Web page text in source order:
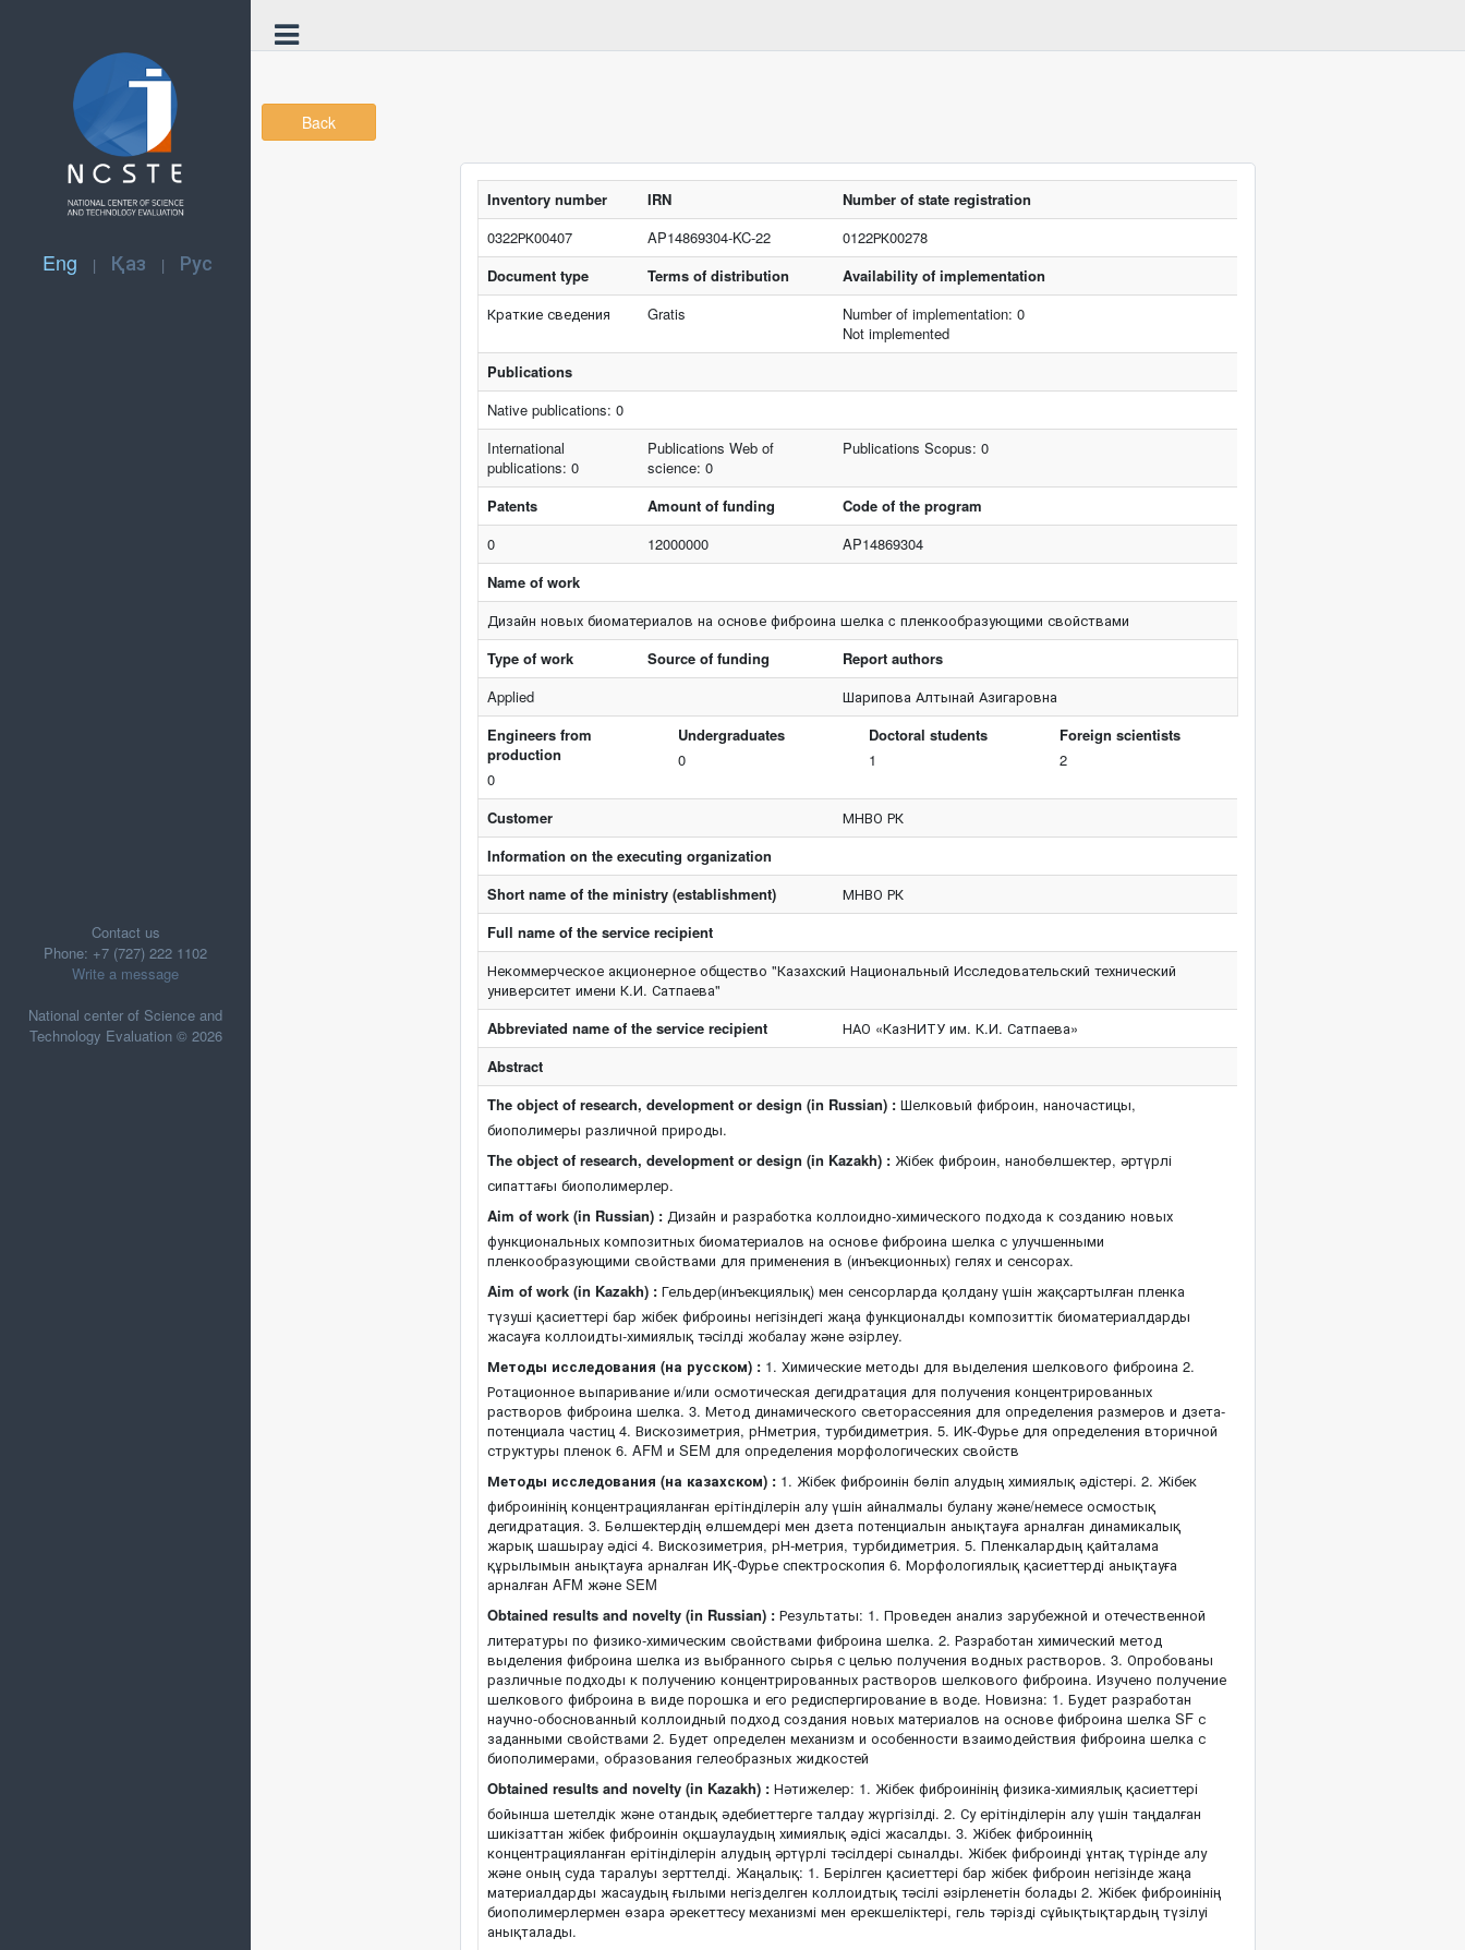
Eng | Қаз | Рус
Contact us
Phone: +7 (727) 222 1102
Write a message
National center of Science and
Technology Evaluation © 2026
Back
Inventory number IRN
Number of state registration
0322РК00407
AP14869304-KC-22
0122РК00278
Document type
Terms of distribution
Availability of implementation
Краткие сведения
Gratis
Number of implementation: 0
Not implemented
Publications
Native publications: 0
International
publications: 0
Publications Web of
science: 0
Publications Scopus: 0
Patents Amount of funding
Code of the program
0
12000000
AP14869304
Name of work
Дизайн новых биоматериалов на основе фиброина шелка c пленкообразующими свойствами
Type of work
Source of funding
Report authors
Applied
Шарипова Алтынай Азигаровна
Engineers from
production
0
Undergraduates
0
Doctoral students
1
Foreign scientists
2
Customer
МНВО РК
Information on the executing organization
Short name of the ministry (establishment)
МНВО РК
Full name of the service recipient
Некоммерческое акционерное общество "Казахский Национальный Исследовательский технический
университет имени К.И. Сатпаева"
Abbreviated name of the service recipient
НАО «КазНИТУ им. К.И. Сатпаева»
Abstract
The object of research, development or design (in Russian) : Шелковый фиброин, наночастицы,
биополимеры различной природы.
The object of research, development or design (in Kazakh) : Жібек фиброин, нанобөлшектер, әртүрлі
сипаттағы биополимерлер.
Aim of work (in Russian) : Дизайн и разработка коллоидно-химического подхода к созданию новых
функциональных композитных биоматериалов на основе фиброина шелка с улучшенными
пленкообразующими свойствами для применения в (инъекционных) гелях и сенсорах.
Aim of work (in Kazakh) : Гельдер(инъекциялық) мен сенсорларда қолдану үшін жақсартылған пленка
түзуші қасиеттері бар жібек фиброины негізіндегі жаңа функционалды композиттік биоматериалдарды
жасауға коллоидты-химиялық тәсілді жобалау және әзірлеу.
Методы исследования (на русском) : 1. Химические методы для выделения шелкового фиброина 2.
Ротационное выпаривание и/или осмотическая дегидратация для получения концентрированных
растворов фиброина шелка. 3. Метод динамического светорассеяния для определения размеров и дзета-
потенциала частиц 4. Вискозиметрия, рНметрия, турбидиметрия. 5. ИК-Фурье для определения вторичной
структуры пленок 6. AFM и SEM для определения морфологических свойств
Методы исследования (на казахском) : 1. Жібек фиброинін бөліп алудың химиялық әдістері. 2. Жібек
фиброинінің концентрацияланған ерітінділерін алу үшін айналмалы булану және/немесе осмостық
дегидратация. 3. Бөлшектердің өлшемдері мен дзета потенциалын анықтауға арналған динамикалық
жарық шашырау әдісі 4. Вискозиметрия, рН-метрия, турбидиметрия. 5. Пленкалардың қайталама
құрылымын анықтауға арналған ИҚ-Фурье спектроскопия 6. Морфологиялық қасиеттерді анықтауға
арналған AFM және SEM
Obtained results and novelty (in Russian) : Результаты: 1. Проведен анализ зарубежной и отечественной
литературы по физико-химическим свойствами фиброина шелка. 2. Разработан химический метод
выделения фиброина шелка из выбранного сырья с целью получения водных растворов. 3. Опробованы
различные подходы к получению концентрированных растворов шелкового фиброина. Изучено получение
шелкового фиброина в виде порошка и его редиспергирование в воде. Новизна: 1. Будет разработан
научно-обоснованный коллоидный подход создания новых материалов на основе фиброина шелка SF с
заданными свойствами 2. Будет определен механизм и особенности взаимодействия фиброина шелка с
биополимерами, образования гелеобразных жидкостей
Obtained results and novelty (in Kazakh) : Нәтижелер: 1. Жібек фиброинінің физика-химиялық қасиеттері
бойынша шетелдік және отандық әдебиеттерге талдау жүргізілді. 2. Су ерітінділерін алу үшін таңдалған
шикізаттан жібек фиброинін оқшаулаудың химиялық әдісі жасалды. 3. Жібек фиброиннің
концентрацияланған ерітінділерін алудың әртүрлі тәсілдері сыналды. Жібек фиброинді ұнтақ түрінде алу
және оның суда таралуы зерттелді. Жаңалық: 1. Берілген қасиеттері бар жібек фиброин негізінде жаңа
материалдарды жасаудың ғылыми негізделген коллоидтық тәсілі әзірленетін болады 2. Жібек фиброинінің
биополимерлермен өзара әрекеттесу механизмі мен ерекшеліктері, гель тәрізді сұйықтықтардың түзілуі
анықталады.